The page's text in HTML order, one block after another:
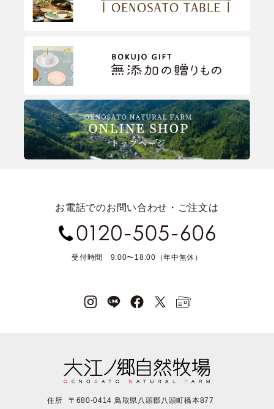
お電話でのお問い合わせ・ご注文は
受付時間 9:00〜18:00（年中無休）
住所 〒680-0414 鳥取県八頭郡八頭町橋本877